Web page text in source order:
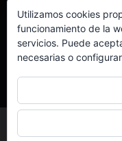
Sigue
Utilizamos cookies
funcionamiento de la
servicios. Puede
necesarias o